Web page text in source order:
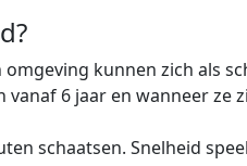
omgeving kunnen zich als
6 jaar en wanneer ze
schaatsen. Snelheid